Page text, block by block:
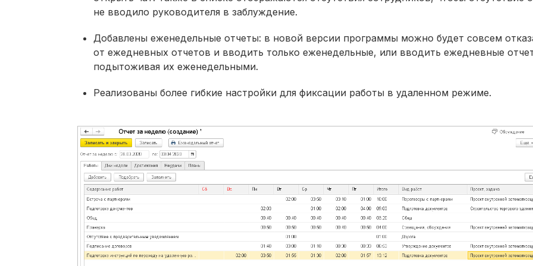
не вводило руководителя в заблуждение.
Добавлены еженедельные отчеты: в новой версии программы можно будет совсем
от ежедневных отчетов и вводить только еженедельные, или вводить ежедневные
подытоживая их еженедельными.
Реализованы более гибкие настройки для фиксации работы в удаленном режиме.